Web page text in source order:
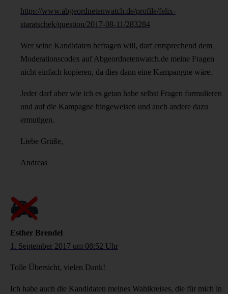
https://www.abgeordnetenwatch.de/profile/felix-
staratschek/question/2017-08-11/283284
Wer seine Kandidaten befragen will, darf entsprechend dem
Moderationscodex auf Abgeordnetenwatch.de meine Fragen
nicht einfach kopieren, da dies dann eine Kampangne wäre.
Jeder darf aber wie ich es getan habe selbst Fragen formulieren
und auf die Kampagne hingeweisen und auch andere dazu
ermutigen.
Liebe Grüße,
Andreas
Esther Brendel
1. September 2017 um 08:52 Uhr
Tolle Übersicht, vielen Dank!
Ich habe auch die Kandidaten meines Wahlkreises, die für mich in